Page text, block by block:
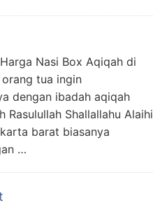
Nasi Box Aqiqah di
tua ingin
dengan ibadah aqiqah
Shallallahu Alaihi
barat biasanya
…